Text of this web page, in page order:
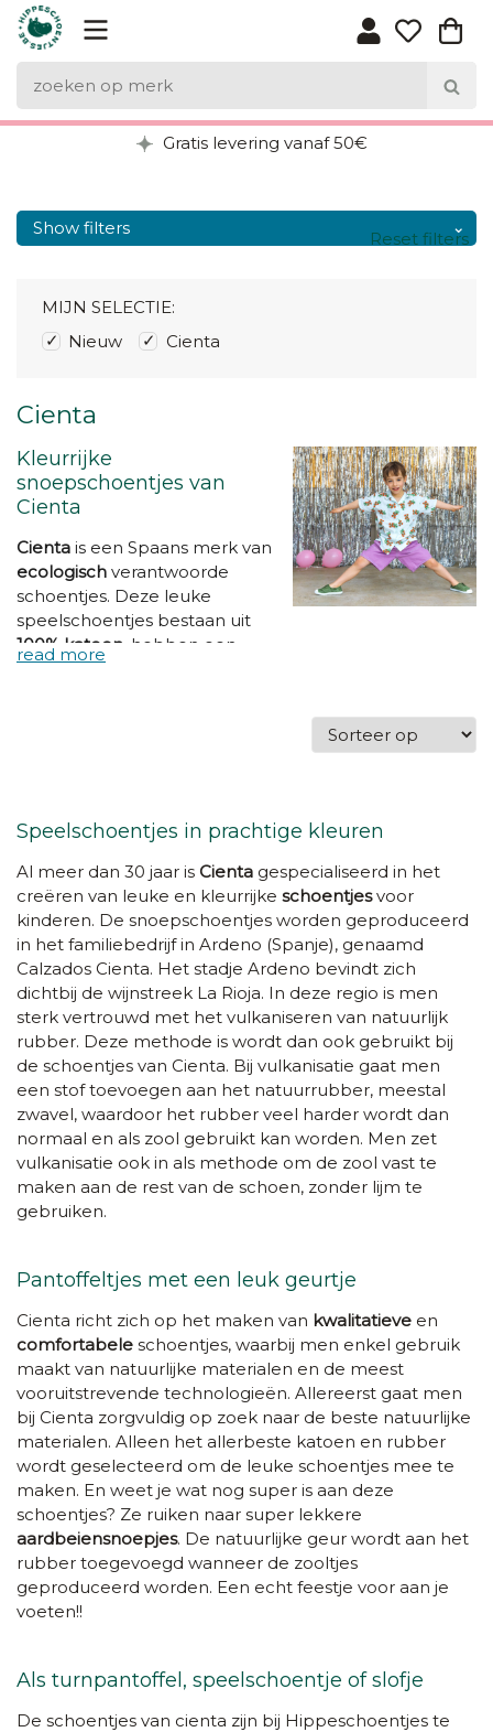
Gratis levering vanaf 50€
Show filters
Cienta
Kleurrijke
snoepschoentjes van
Cienta
Cienta is een Spaans merk van
ecologisch verantwoorde
schoentjes. Deze leuke
speelschoentjes bestaan uit
100% katoen , hebben een
soepele zool uit
Cientaschoentjesbovendien
heerlijk fruitig. Kortom, leuke
speelschoentjes voor thuis en
ideaal als turnpantoffel op
school!
MIJN SELECTIE:
Nieuw
Cienta
Reset filters
Speelschoentjes in prachtige kleuren
Al meer dan 30 jaar is Cienta gespecialiseerd in het
creëren van leuke en kleurrijke schoentjesvoor
kinderen. De snoepschoentjes worden geproduceerd
in het familiebedrijf in Ardeno (Spanje), genaamd
Calzados Cienta. Het stadje Ardeno bevindt zich
dichtbij de wijnstreek La Rioja. In deze regio is men
sterk vertrouwd met het vulkaniseren van natuurlijk
rubber. Deze methode is wordt dan ook gebruikt bij
de schoentjes van Cienta. Bij vulkanisatie gaat men
een stof toevoegen aan het natuurrubber, meestal
zwavel, waardoor het rubber veel harder wordt dan
normaal en als zool gebruikt kan worden. Men zet
vulkanisatie ook in als methode om de zool vast te
maken aan de rest van de schoen, zonder lijm te
gebruiken.
Pantoffeltjes met een leuk geurtje
Cienta richt zich op het maken van kwalitatieve en
comfortabele schoentjes, waarbij men enkel gebruik
maakt van natuurlijke materialen en de meest
vooruitstrevende technologieën. Allereerst gaat men
bij Cienta zorgvuldig op zoek naar de beste natuurlijke
materialen. Alleen het allerbeste katoen en rubber
wordt geselecteerd om de leuke schoentjes mee te
maken. En weet je wat nog super is aan deze
schoentjes? Ze ruiken naar super lekkere
aardbeiensnoepjes. De natuurlijke geur wordt aan het
rubber toegevoegd wanneer de zooltjes
geproduceerd worden. Een echt feestje voor aan je
voeten!!
Als turnpantoffel, speelschoentje of slofje
De schoentjes van cienta zijn bij Hippeschoentjes te